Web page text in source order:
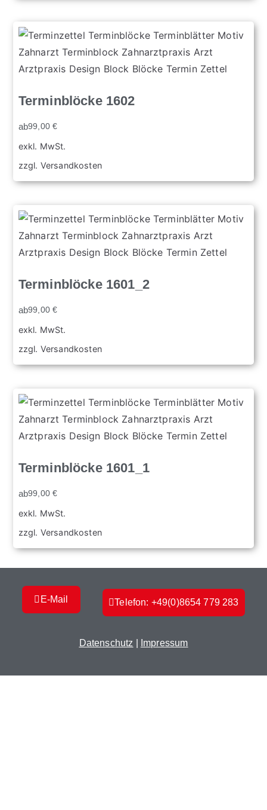
Terminblöcke 1602
ab99,00€
exkl. MwSt.
zzgl. Versandkosten
Terminblöcke 1601_2
ab99,00€
exkl. MwSt.
zzgl. Versandkosten
Terminblöcke 1601_1
ab99,00€
exkl. MwSt.
zzgl. Versandkosten
E-Mail Telefon: +49(0)8654 779 283
Datenschutz Impressum